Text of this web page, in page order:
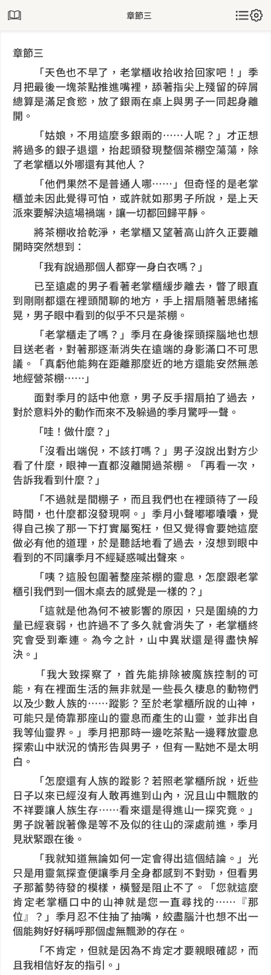
章節三
章節三
「天色也不早了，老掌櫃收拾收拾回家吧！」季
月把最後一塊茶點推進嘴裡，舔著指尖上殘留的碎屑
總算是滿足食慾，放了銀兩在桌上與男子一同起身離
開。
「姑娘，不用這麼多銀兩的……人呢？」才正想
將過多的銀子退還，抬起頭發現整個茶棚空蕩蕩，除
了老掌櫃以外哪還有其他人？
「他們果然不是普通人哪……」但奇怪的是老掌
櫃並未因此覺得可怕，或許就如那男子所說，是上天
派來要解決這場禍端，讓一切都回歸平靜。
將茶棚收拾乾淨，老掌櫃又望著高山許久正要離
開時突然想到：
「我有說過那個人都穿一身白衣嗎？」
已至遠處的男子看著老掌櫃緩步離去，瞥了眼直
到剛剛都還在裡頭閒聊的地方，手上摺扇隨著思緒搖
晃，男子眼中看到的似乎不只是茶棚。
「老掌櫃走了嗎？」季月在身後探頭探腦地也想
目送老者，對著那逐漸消失在遠端的身影滿口不可思
議。「真虧他能夠在距離那麼近的地方還能安然無恙
地經營茶棚……」
面對季月的話中他意，男子反手摺扇拍了過去，
對於意料外的動作而來不及躲過的季月驚呼一聲。
「哇！做什麼？」
「沒看出端倪，不該打嗎？」男子沒說出對方少
看了什麼，眼神一直都沒離開過茶棚。「再看一次，
告訴我看到什麼？」
「不過就是間棚子，而且我們也在裡頭待了一段
時間，也什麼都沒發現啊。」季月小聲嘟嘟囔囔，覺
得自己挨了那一下打實屬冤枉，但又覺得會要她這麼
做必有他的道理，於是聽話地看了過去，沒想到眼中
看到的不同讓季月不經疑惑喊出聲來。
「咦？這股包圍著整座茶棚的靈息，怎麼跟老掌
櫃引我們到一個木桌去的感覺是一樣的？」
「這就是他為何不被影響的原因，只是圍繞的力
量已經衰弱，也許過不了多久就會消失了，老掌櫃終
究會受到牽連。為今之計，山中異狀還是得盡快解
決。」
「我大致探察了，首先能排除被魔族控制的可
能，有在裡面生活的無非就是一些長久棲息的動物們
以及少數人族的……蹤影？至於老掌櫃所說的山神，
可能只是倚靠那座山的靈息而產生的山靈，並非出自
我等仙靈界。」季月把那時一邊吃茶點一邊釋放靈息
探索山中狀況的情形告與男子，但有一點她不是太明
白。
「怎麼還有人族的蹤影？若照老掌櫃所說，近些
日子以來已經沒有人敢再進到山內，況且山中飄散的
不祥要讓人族生存……看來還是得進山一探究竟。」
男子說著說著像是等不及似的往山的深處前進，季月
見狀緊跟在後。
「我就知道無論如何一定會得出這個結論。」光
只是用靈氣探查便讓季月全身都感到不對勁，但看男
子那蓄勢待發的模樣，橫豎是阻止不了。「您就這麼
肯定老掌櫃口中的山神就是您一直尋找的……『那
位』？」季月忍不住抽了抽嘴，絞盡腦汁也想不出一
個能夠好好稱呼那個虛無飄渺的存在。
「不肯定，但就是因為不肯定才要親眼確認，而
且我相信好友的指引。」